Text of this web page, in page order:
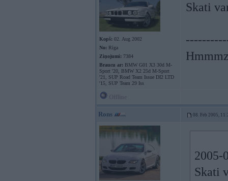
Kopš: 02. Aug 2002
No: Rīga
Ziņojumi: 7384
Braucu ar: BMW G01 X3 30d M-
Sport '20, BMW X2 25d M-Sport
'21, SUP Road Team Issue DI2 LTD
'15, SUP Team 29 Iss
Skati
Rons 08. Feb 2005,
2005-
Skati